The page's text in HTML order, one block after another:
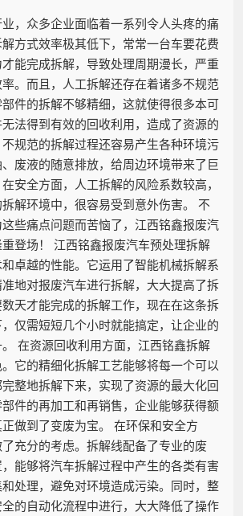
，众多企业面临着一系列令人头疼的痛
方式效率极其低下，常常一台车要花费
能完成拆解，导致处理周期漫长，严重
。而且，人工拆解还存在着诸多不规范
件的拆解不够精细，这就使得很多本可
法得到有效的回收利用，造成了资源的
规范的拆解过程还容易产生各种环境污
废液的随意排放，给周边环境带来了巨
安全方面，人工拆解的风险系数较高，
解环境中，很容易受到意外伤害。 不
些痛点问题而苦恼了，江西铭鑫报废汽
登场！ 江西铭鑫报废汽车预处理拆解
卓越的性能。它运用了智能机械拆解系
地对报废汽车进行拆解，大大提高了拆
天才能完成的拆解工作，现在在这条拆
仅需短短几个小时就能搞定，让企业的
在资源回收利用方面，江西铭鑫拆解
它的精细化拆解工艺能够将每一个可以
整地拆解下来，实现了资源的最大化回
件的再加工和再销售，企业能够获得额
做到了变废为宝。 在环保和安全方
充分的考虑。拆解线配备了专业的废
能够将汽车拆解过程中产生的各类有害
处理，避免对环境造成污染。同时，整
的自动化流程中进行，大大降低了操作